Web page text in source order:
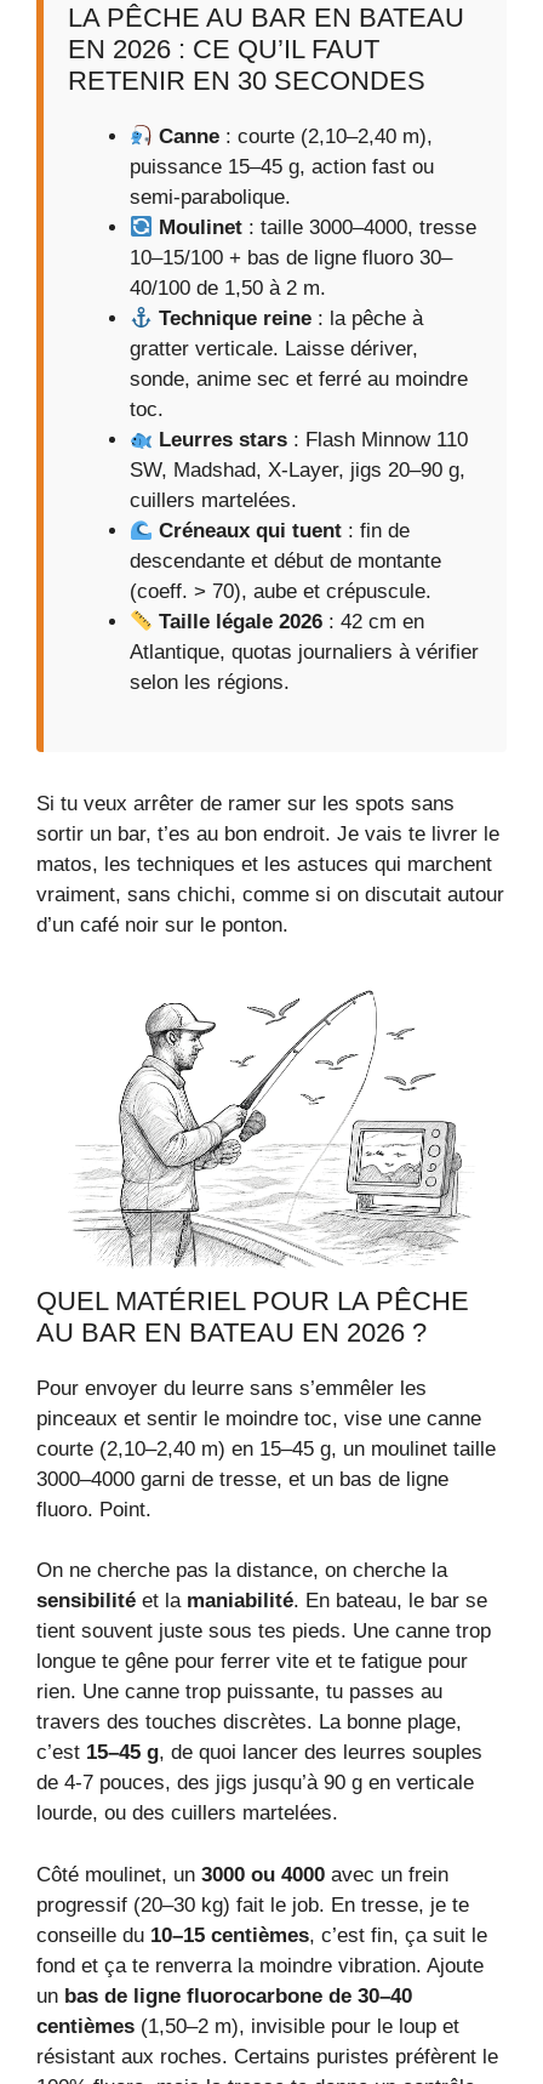
LA PÊCHE AU BAR EN BATEAU
EN 2026 : CE QU’IL FAUT
RETENIR EN 30 SECONDES
Canne : courte (2,10–2,40 m),
puissance 15–45 g, action fast ou
semi-parabolique.
Moulinet : taille 3000–4000, tresse
10–15/100 + bas de ligne fluoro 30–
40/100 de 1,50 à 2 m.
Technique reine : la pêche à
gratter verticale. Laisse dériver,
sonde, anime sec et ferré au moindre
toc.
Leurres stars : Flash Minnow 110
SW, Madshad, X-Layer, jigs 20–90 g,
cuillers martelées.
Créneaux qui tuent : fin de
descendante et début de montante
(coeff. > 70), aube et crépuscule.
Taille légale 2026 : 42 cm en
Atlantique, quotas journaliers à vérifier
selon les régions.
Si tu veux arrêter de ramer sur les spots sans
sortir un bar, t’es au bon endroit. Je vais te livrer le
matos, les techniques et les astuces qui marchent
vraiment, sans chichi, comme si on discutait autour
d’un café noir sur le ponton.
QUEL MATÉRIEL POUR LA PÊCHE
AU BAR EN BATEAU EN 2026 ?
Pour envoyer du leurre sans s’emmêler les
pinceaux et sentir le moindre toc, vise une canne
courte (2,10–2,40 m) en 15–45 g, un moulinet taille
3000–4000 garni de tresse, et un bas de ligne
fluoro. Point.
On ne cherche pas la distance, on cherche la
sensibilité et la maniabilité. En bateau, le bar se
tient souvent juste sous tes pieds. Une canne trop
longue te gêne pour ferrer vite et te fatigue pour
rien. Une canne trop puissante, tu passes au
travers des touches discrètes. La bonne plage,
c’est 15–45 g, de quoi lancer des leurres souples
de 4-7 pouces, des jigs jusqu’à 90 g en verticale
lourde, ou des cuillers martelées.
Côté moulinet, un 3000 ou 4000 avec un frein
progressif (20–30 kg) fait le job. En tresse, je te
conseille du 10–15 centièmes, c’est fin, ça suit le
fond et ça te renverra la moindre vibration. Ajoute
un bas de ligne fluorocarbone de 30–40
centièmes (1,50–2 m), invisible pour le loup et
résistant aux roches. Certains puristes préfèrent le